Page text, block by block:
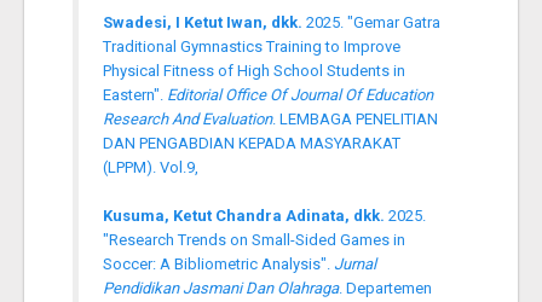
Swadesi, I Ketut Iwan, dkk. 2025. "Gemar Gatra
Traditional Gymnastics Training to Improve
Physical Fitness of High School Students in
Eastern". Editorial Office Of Journal Of Education
Research And Evaluation. LEMBAGA PENELITIAN
DAN PENGABDIAN KEPADA MASYARAKAT
(LPPM). Vol.9,
Kusuma, Ketut Chandra Adinata, dkk. 2025.
"Research Trends on Small-Sided Games in
Soccer: A Bibliometric Analysis". Jurnal
Pendidikan Jasmani Dan Olahraga. Departemen